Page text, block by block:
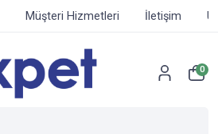
Müşteri Hizmetleri İletişim
0